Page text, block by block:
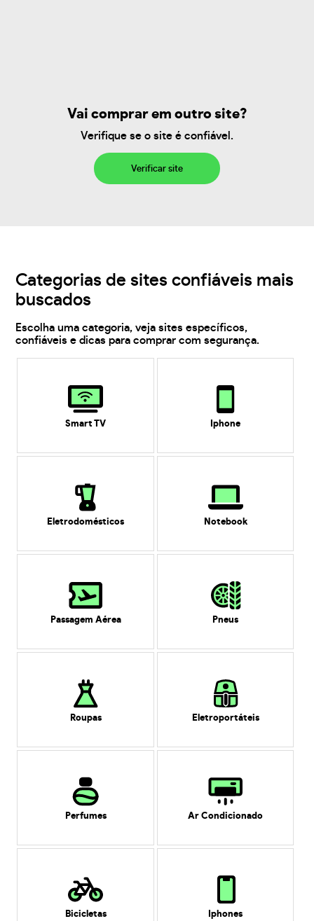
Vai comprar em outro site?
Verifique se o site é confiável.
Verificar site
Categorias de sites confiáveis mais
buscados
Escolha uma categoria, veja sites específicos,
confiáveis e dicas para comprar com segurança.
Smart TV Iphone
Eletrodomésticos Notebook
Passagem Aérea Pneus
Roupas Eletroportáteis
Perfumes Ar Condicionado
Bicicletas Iphones